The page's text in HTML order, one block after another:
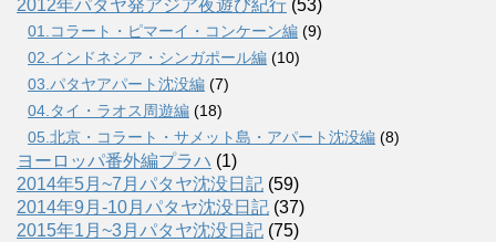
2012年パタヤ発アジア夜遊び紀行 (53)
01.コラート・ピマーイ・コンケーン編 (9)
02.インドネシア・シンガポール編 (10)
03.パタヤアパート沈没編 (7)
04.タイ・ラオス周遊編 (18)
05.北京・コラート・サメット島・アパート沈没編 (8)
ヨーロッパ番外編プラハ (1)
2014年5月~7月パタヤ沈没日記 (59)
2014年9月-10月パタヤ沈没日記 (37)
2015年1月~3月パタヤ沈没日記 (75)